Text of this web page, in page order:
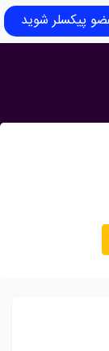
پیکسلر شوید